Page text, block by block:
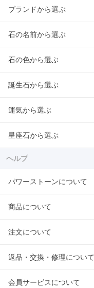
ブランドから選ぶ
石の名前から選ぶ
石の色から選ぶ
誕生石から選ぶ
運気から選ぶ
星座石から選ぶ
ヘルプ
パワーストーンについて
商品について
注文について
返品・交換・修理について
会員サービスについて